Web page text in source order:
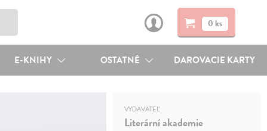
0 ks
E-KNIHY OSTATNÉ DAROVACIE KARTY
VYDAVATEĽ
Literární akademie